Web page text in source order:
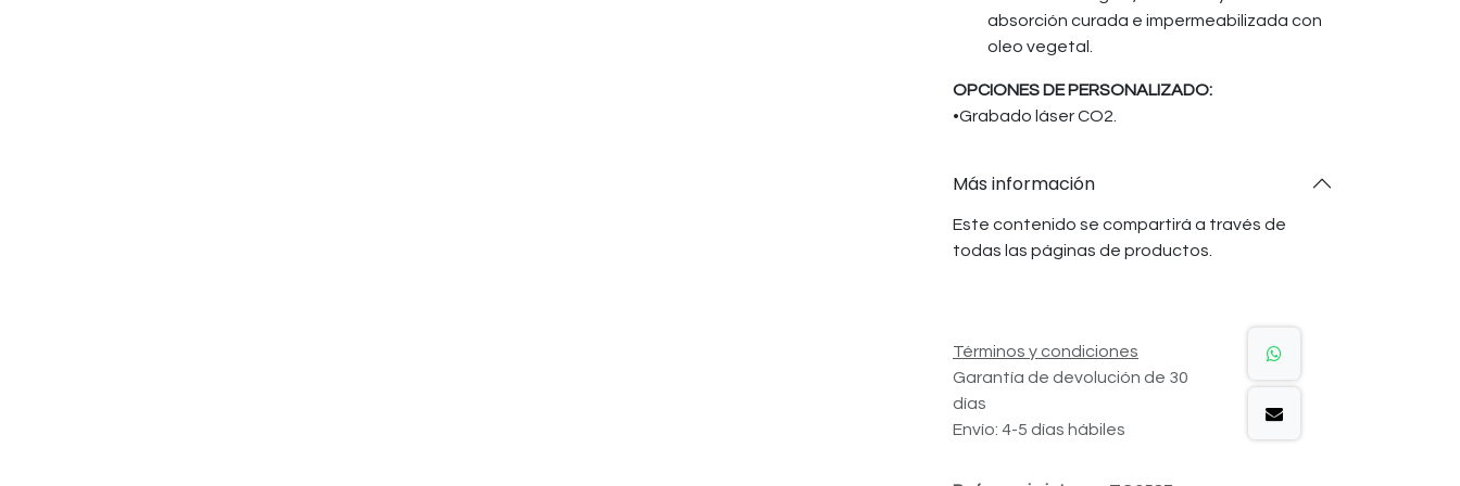
absorción curada e impermeabilizada con
oleo vegetal.
OPCIONES DE PERSONALIZADO:
•Grabado láser CO2.
Más información
Este contenido se compartirá a través de
todas las páginas de productos.
Términos y condiciones
Garantía de devolución de 30
días
Envío: 4-5 días hábiles